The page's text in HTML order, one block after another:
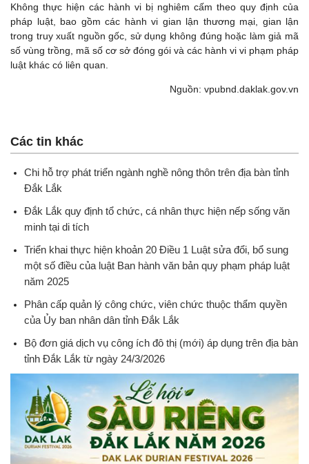
Không thực hiện các hành vi bị nghiêm cấm theo quy định của
pháp luật, bao gồm các hành vi gian lận thương mại, gian lận
trong truy xuất nguồn gốc, sử dụng không đúng hoặc làm giả mã
số vùng trồng, mã số cơ sở đóng gói và các hành vi vi phạm pháp
luật khác có liên quan.
Nguồn: vpubnd.daklak.gov.vn
Các tin khác
Chi hỗ trợ phát triển ngành nghề nông thôn trên địa bàn tỉnh
Đắk Lắk
Đắk Lắk quy định tổ chức, cá nhân thực hiện nếp sống văn
minh tại di tích
Triển khai thực hiện khoản 20 Điều 1 Luật sửa đổi, bổ sung
một số điều của luật Ban hành văn bản quy phạm pháp luật
năm 2025
Phân cấp quản lý công chức, viên chức thuộc thẩm quyền
của Ủy ban nhân dân tỉnh Đắk Lắk
Bộ đơn giá dịch vụ công ích đô thị (mới) áp dụng trên địa bàn
tỉnh Đắk Lắk từ ngày 24/3/2026